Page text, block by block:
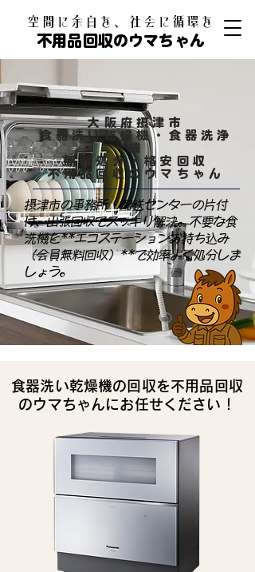
​空間に余白を、社会に循環を
不用品回収のウマちゃん
大阪府摂津市
食器洗い乾燥機・食器洗浄
機
無料処分・格安回収
​不用品回収のウマちゃん
摂津市の事務所・配送センターの片付
け、出張回収でスッキリ解決。不要な食
洗機を**エコステーションお持ち込み
（会員無料回収）**で効率よく処分しま
しょう。
食器洗い乾燥機の回収を不用品回収
のウマちゃんにお任せください！